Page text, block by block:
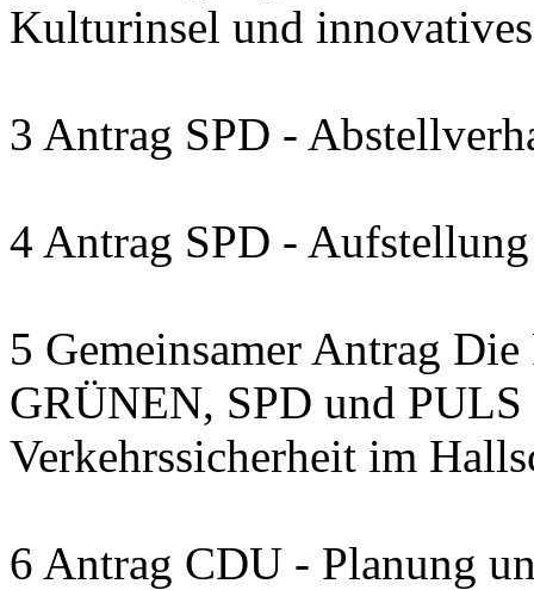
Kulturinsel und
3 Antrag SPD -
4 Antrag SPD -
5 Gemeinsamer Antrag
GRÜNEN, SPD und
Verkehrssicherheit im
6 Antrag CDU - Planung